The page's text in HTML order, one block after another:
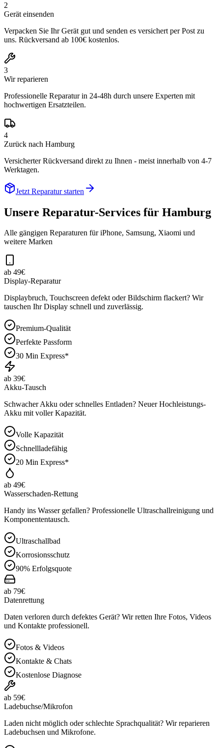
2
Gerät einsenden
Verpacken Sie Ihr Gerät gut und senden es versichert per Post zu
uns. Rückversand ab 100€ kostenlos.
3
Wir reparieren
Professionelle Reparatur in 24-48h durch unsere Experten mit
hochwertigen Ersatzteilen.
4
Zurück nach Hamburg
Versicherter Rückversand direkt zu Ihnen - meist innerhalb von 4-7
Werktagen.
Jetzt Reparatur starten
Unsere Reparatur-Services für Hamburg
Alle gängigen Reparaturen für iPhone, Samsung, Xiaomi und
weitere Marken
ab 49€
Display-Reparatur
Displaybruch, Touchscreen defekt oder Bildschirm flackert? Wir
tauschen Ihr Display schnell und zuverlässig.
Premium-Qualität
Perfekte Passform
30 Min Express*
ab 39€
Akku-Tausch
Schwacher Akku oder schnelles Entladen? Neuer Hochleistungs-
Akku mit voller Kapazität.
Volle Kapazität
Schnellladefähig
20 Min Express*
ab 49€
Wasserschaden-Rettung
Handy ins Wasser gefallen? Professionelle Ultraschallreinigung und
Komponententausch.
Ultraschallbad
Korrosionsschutz
90% Erfolgsquote
ab 79€
Datenrettung
Daten verloren durch defektes Gerät? Wir retten Ihre Fotos, Videos
und Kontakte professionell.
Fotos & Videos
Kontakte & Chats
Kostenlose Diagnose
ab 59€
Ladebuchse/Mikrofon
Laden nicht möglich oder schlechte Sprachqualität? Wir reparieren
Ladebuchsen und Mikrofone.